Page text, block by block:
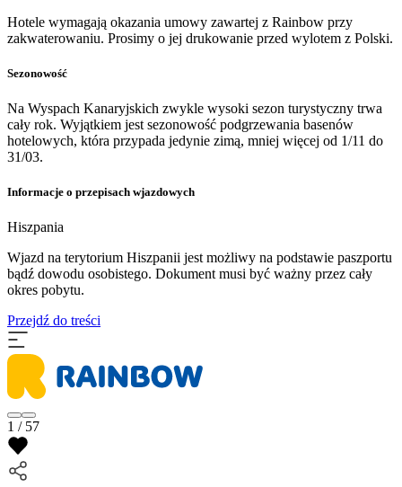
Hotele wymagają okazania umowy zawartej z Rainbow przy
zakwaterowaniu. Prosimy o jej drukowanie przed wylotem z Polski.
Sezonowość
Na Wyspach Kanaryjskich zwykle wysoki sezon turystyczny trwa
cały rok. Wyjątkiem jest sezonowość podgrzewania basenów
hotelowych, która przypada jedynie zimą, mniej więcej od 1/11 do
31/03.
Informacje o przepisach wjazdowych
Hiszpania
​Wjazd na terytorium Hiszpanii jest możliwy na podstawie paszportu
bądź dowodu osobistego. Dokument musi być ważny przez cały
okres pobytu.
Przejdź do treści
1 / 57